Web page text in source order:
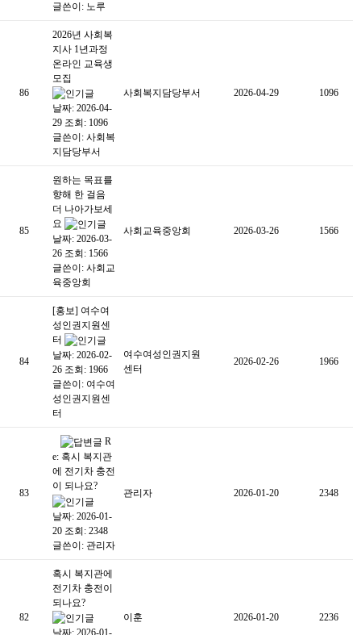
글쓴이: 노루
86
2026년 사회복
지사 1년과정
온라인 교육생
모집
날짜: 2026-04-
29 조회: 1096
글쓴이: 사회복
지담당부서
사회복지담당부서 2026-04-29 1096
85
원하는 목표를
향해 한 걸음
더 나아가보세
요
날짜: 2026-03-
26 조회: 1566
글쓴이: 사회교
육중앙회
사회교육중앙회 2026-03-26 1566
84
[홍보] 여수여
성인권지원센
터
날짜: 2026-02-
26 조회: 1966
글쓴이: 여수여
성인권지원센
터
여수여성인권지원
센터
2026-02-26 1966
83
R
e: 혹시 복지관
에 전기차 충전
이 되나요?
날짜: 2026-01-
20 조회: 2348
글쓴이: 관리자
관리자 2026-01-20 2348
82
혹시 복지관에
전기차 충전이
되나요?
이훈 2026-01-20 2236